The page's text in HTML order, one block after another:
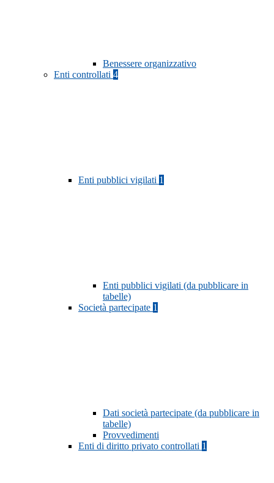
Benessere organizzativo
Enti controllati 4
Enti pubblici vigilati 1
Enti pubblici vigilati (da pubblicare in
tabelle)
Società partecipate 1
Dati società partecipate (da pubblicare in
tabelle)
Provvedimenti
Enti di diritto privato controllati 1